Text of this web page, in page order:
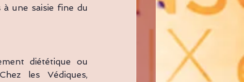
une saisie fine du
diététique ou
les Védiques,